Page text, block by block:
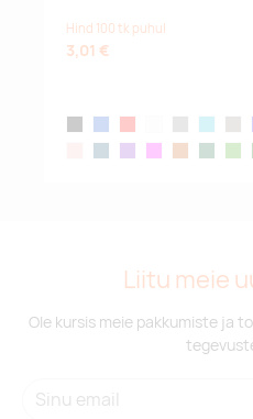
Hind 100 tk puhul
3,01 €
Liitu meie
Ole kursis meie pakkumiste ja